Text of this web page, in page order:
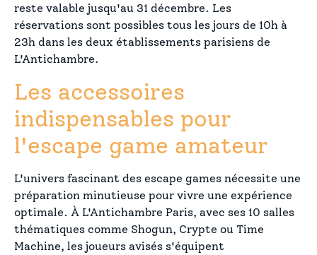
reste valable jusqu'au 31 décembre. Les
réservations sont possibles tous les jours de 10h à
23h dans les deux établissements parisiens de
L'Antichambre.
Les accessoires
indispensables pour
l'escape game amateur
L'univers fascinant des escape games nécessite une
préparation minutieuse pour vivre une expérience
optimale. À L'Antichambre Paris, avec ses 10 salles
thématiques comme Shogun, Crypte ou Time
Machine, les joueurs avisés s'équipent